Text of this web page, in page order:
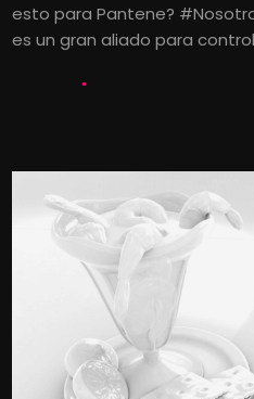
esto para Pantene?
es un gran aliado para